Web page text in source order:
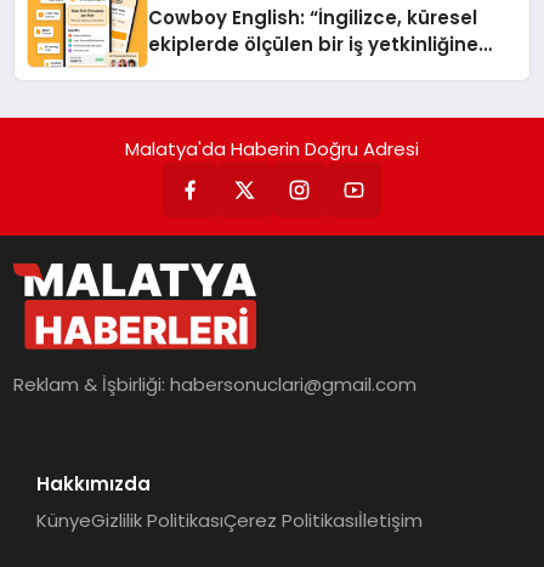
Cowboy English: “İngilizce, küresel
ekiplerde ölçülen bir iş yetkinliğine
Malatya'da Haberin Doğru Adresi
Reklam & İşbirliği:habersonuclari@gmail.com
Hakkımızda
KünyeGizlilik PolitikasıÇerez Politikasıİletişim